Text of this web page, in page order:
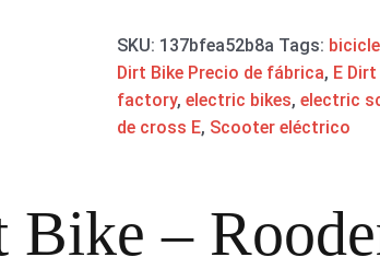
SKU: 137bfea52b8a Tags:
Dirt Bike Precio de fábrica, E
factory,electric bikes,electric
de cross E, Scooter eléctrico
Bike –